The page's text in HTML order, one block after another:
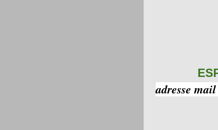
adresse